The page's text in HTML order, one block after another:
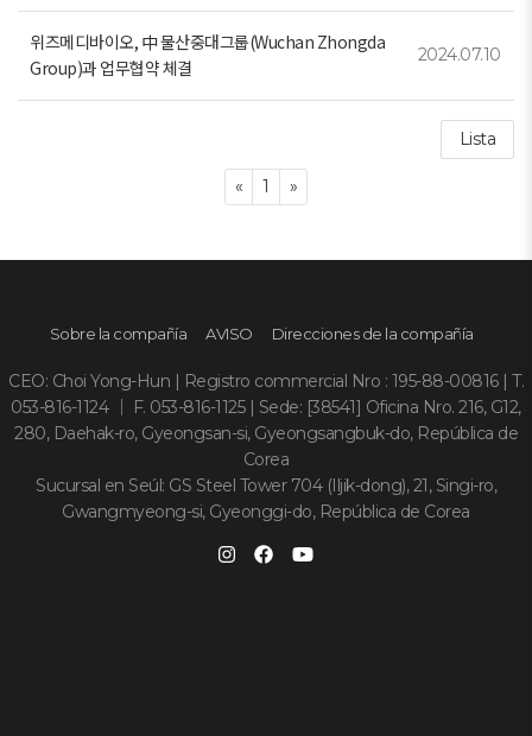
위즈메디바이오, 中 물산중대그룹(Wuchan Zhongda
Group)과 업무협약 체결
2024.07.10
Lista
«Previous
1 »Next
Sobre la compañía AVISO Direcciones de la compañía
CEO: Choi Yong-Hun | Registro commercial Nro : 195-88-00816 | T.
053-816-1124 ｜ F. 053-816-1125 | Sede: [38541] Oficina Nro. 216, G12,
280, Daehak-ro, Gyeongsan-si, Gyeongsangbuk-do, República de
Corea
Sucursal en Seúl: GS Steel Tower 704 (Iljik-dong), 21, Singi-ro,
Gwangmyeong-si, Gyeonggi-do, República de Corea